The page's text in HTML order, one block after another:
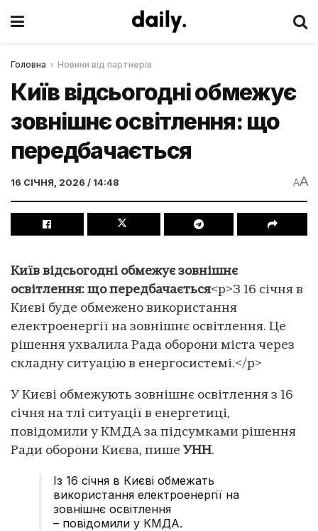
Головна Новини від партнерів
Київ відсьогодні обмежує
зовнішнє освітлення: що
передбачається
16 СІЧНЯ, 2026 / 14:48 AA
Київ відсьогодні обмежує зовнішнє
освітлення: що передбачається<p>З 16 січня в
Києві буде обмежено використання
електроенергії на зовнішнє освітлення. Це
рішення ухвалила Рада оборони міста через
складну ситуацію в енергосистемі.</p>
У Києві обмежують зовнішнє освітлення з 16
січня на тлі ситуації в енергетиці,
повідомили у КМДА за підсумками рішення
Ради оборони Києва, пише УНН.
Із 16 січня в Києві обмежать
використання електроенергії на
зовнішнє освітлення
– повідомили у КМДА.